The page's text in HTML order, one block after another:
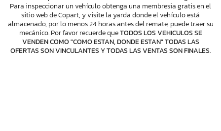
Para inspeccionar un vehículo obtenga una membresia gratis en el
sitio web de Copart, y visite la yarda donde el vehículo está
almacenado, por lo menos 24 horas antes del remate, puede traer su
mecánico. Por favor recuerde queTODOS LOS VEHICULOS SE
VENDEN COMO "COMO ESTAN, DONDE ESTAN" TODAS LAS
OFERTAS SON VINCULANTES Y TODAS LAS VENTAS SON FINALES.